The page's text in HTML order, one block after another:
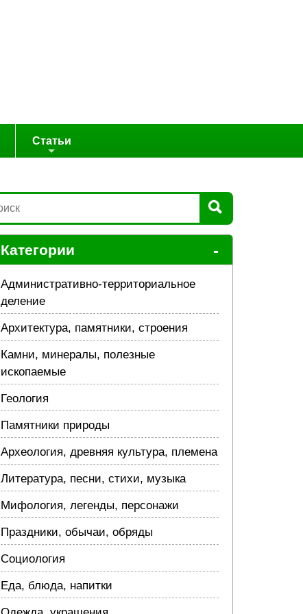
Статьи
Категории -
Административно-территориальное
деление
Архитектура, памятники, строения
Камни, минералы, полезные
ископаемые
Геология
Памятники природы
Археология, древняя культура, племена
Литература, песни, стихи, музыка
Мифология, легенды, персонажи
Праздники, обычаи, обряды
Социология
Еда, блюда, напитки